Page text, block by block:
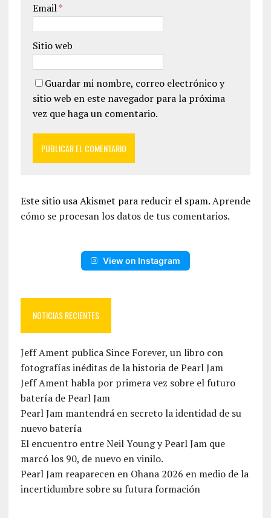
Email*
Sitio web
Guardar mi nombre, correo electrónico y
sitio web en este navegador para la próxima
vez que haga un comentario.
Este sitio usa Akismet para reducir el spam.Aprende
cómo se procesan los datos de tus comentarios.
View on Instagram
NOTICIAS RECIENTES
Jeff Ament publica Since Forever, un libro con
fotografías inéditas de la historia de Pearl Jam
Jeff Ament habla por primera vez sobre el futuro
batería de Pearl Jam
Pearl Jam mantendrá en secreto la identidad de su
nuevo batería
El encuentro entre Neil Young y Pearl Jam que
marcó los 90, de nuevo en vinilo.
Pearl Jam reaparecen en Ohana 2026 en medio de la
incertidumbre sobre su futura formación